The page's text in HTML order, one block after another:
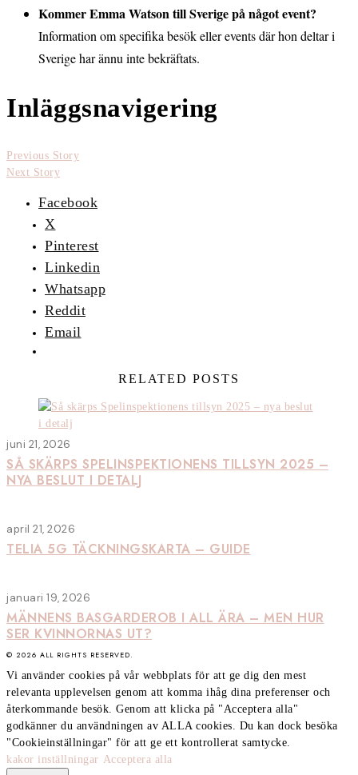
Kommer Emma Watson till Sverige på något event?
Information om specifika besök eller events där hon deltar i
Sverige har ännu inte bekräftats.
Inläggsnavigering
Previous Story
Next Story
Facebook
X
Pinterest
Linkedin
Whatsapp
Reddit
Email
RELATED POSTS
juni 21, 2026
SÅ SKÄRPS SPELINSPEKTIONENS TILLSYN 2025 –
NYA BESLUT I DETALJ
april 21, 2026
TELIA 5G TÄCKNINGSKARTA – GUIDE
januari 19, 2026
MÄNNENS BASGARDEROB I ALL ÄRA – MEN HUR
SER KVINNORNAS UT?
© 2026 ALL RIGHTS RESERVED.
Vi använder cookies på vår webbplats för att ge dig den mest
relevanta upplevelsen genom att komma ihåg dina preferenser och
återkommande besök. Genom att klicka på "Acceptera alla"
godkänner du användningen av ALLA cookies. Du kan dock besöka
"Cookieinställningar" för att ge ett kontrollerat samtycke.
kakor inställningar Acceptera alla